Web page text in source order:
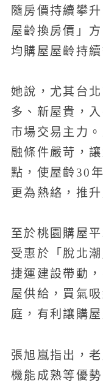
隨房價持續攀
屋齡換房價」
均購屋屋齡持續
她說，尤其台
多、新屋貴，
市場交易主力
融條件嚴苛，
點，使屋齡30
更為熱絡，推
至於桃園購屋
受惠於「脫北
捷運建設帶動
屋供給，買氣
庭，有利讓購
張旭嵐指出，
機能成熟等優